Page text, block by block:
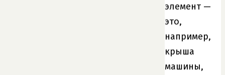
элемент —
это,
например,
крыша
машины,